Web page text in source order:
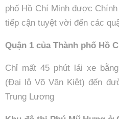
phố Hồ Chí Minh được
tiếp cận tuyệt vời đến các
Quận 1 của Thành phố Hồ
Chỉ mất 45 phút lái xe
(Đại lộ Võ Văn Kiệt) đến
Trung Lương